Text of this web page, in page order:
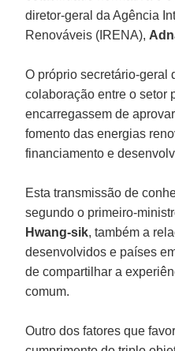
diretor-geral da Agência
Renováveis (IRENA),
O próprio secretário-geral
colaboração entre o setor
encarregassem de
fomento das energias
financiamento e
Esta transmissão de
segundo o primeiro-
Hwang-sik, também a
desenvolvidos e países
de compartilhar a
comum.
Outro dos fatores que